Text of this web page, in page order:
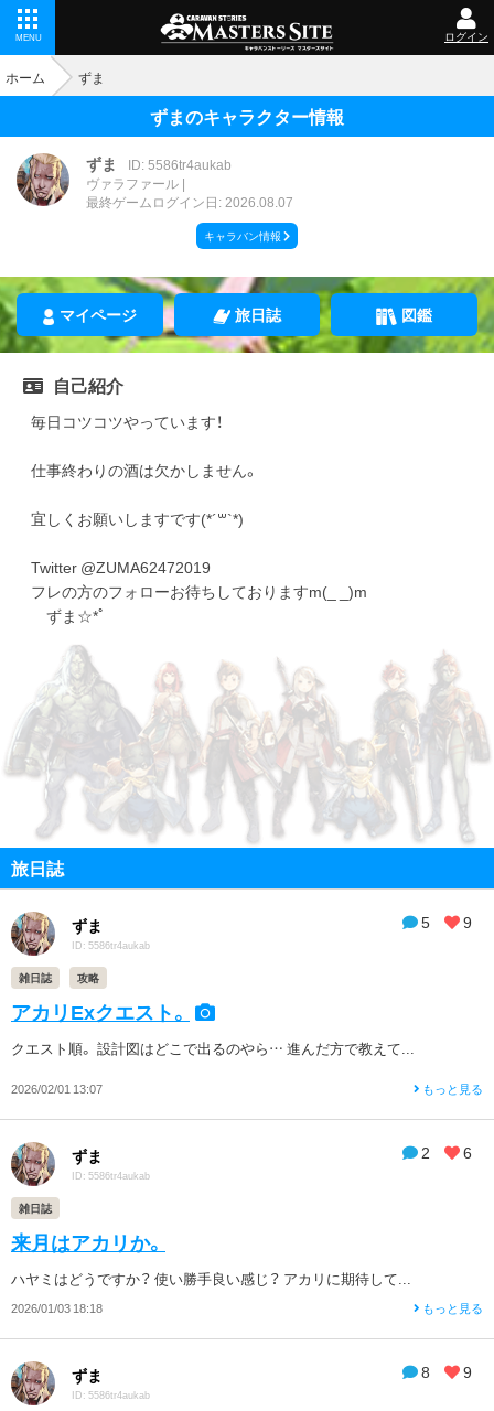
MENU ログイン
ホーム ずま
ずまのキャラクター情報
ずま
ID: 5586tr4aukab
ヴァラファール
最終ゲームログイン日: 2026.08.07
キャラバン情報
マイページ 旅日誌 図鑑
自己紹介
毎日コツコツやっています！
仕事終わりの酒は欠かしません。
宜しくお願いしますです(*´꒳`*)
Twitter @ZUMA62472019
フレの方のフォローお待ちしておりますm(_ _)m
ずま☆*ﾟ
旅日誌
5 9
ずま
ID: 5586tr4aukab
雑日誌 攻略
アカリExクエスト。
クエスト順。 設計図はどこで出るのやら… 進んだ方で教えて...
2026/02/01 13:07 もっと見る
2 6
ずま
ID: 5586tr4aukab
雑日誌
来月はアカリか。
ハヤミはどうですか？ 使い勝手良い感じ？ アカリに期待して...
2026/01/03 18:18 もっと見る
8 9
ずま
ID: 5586tr4aukab